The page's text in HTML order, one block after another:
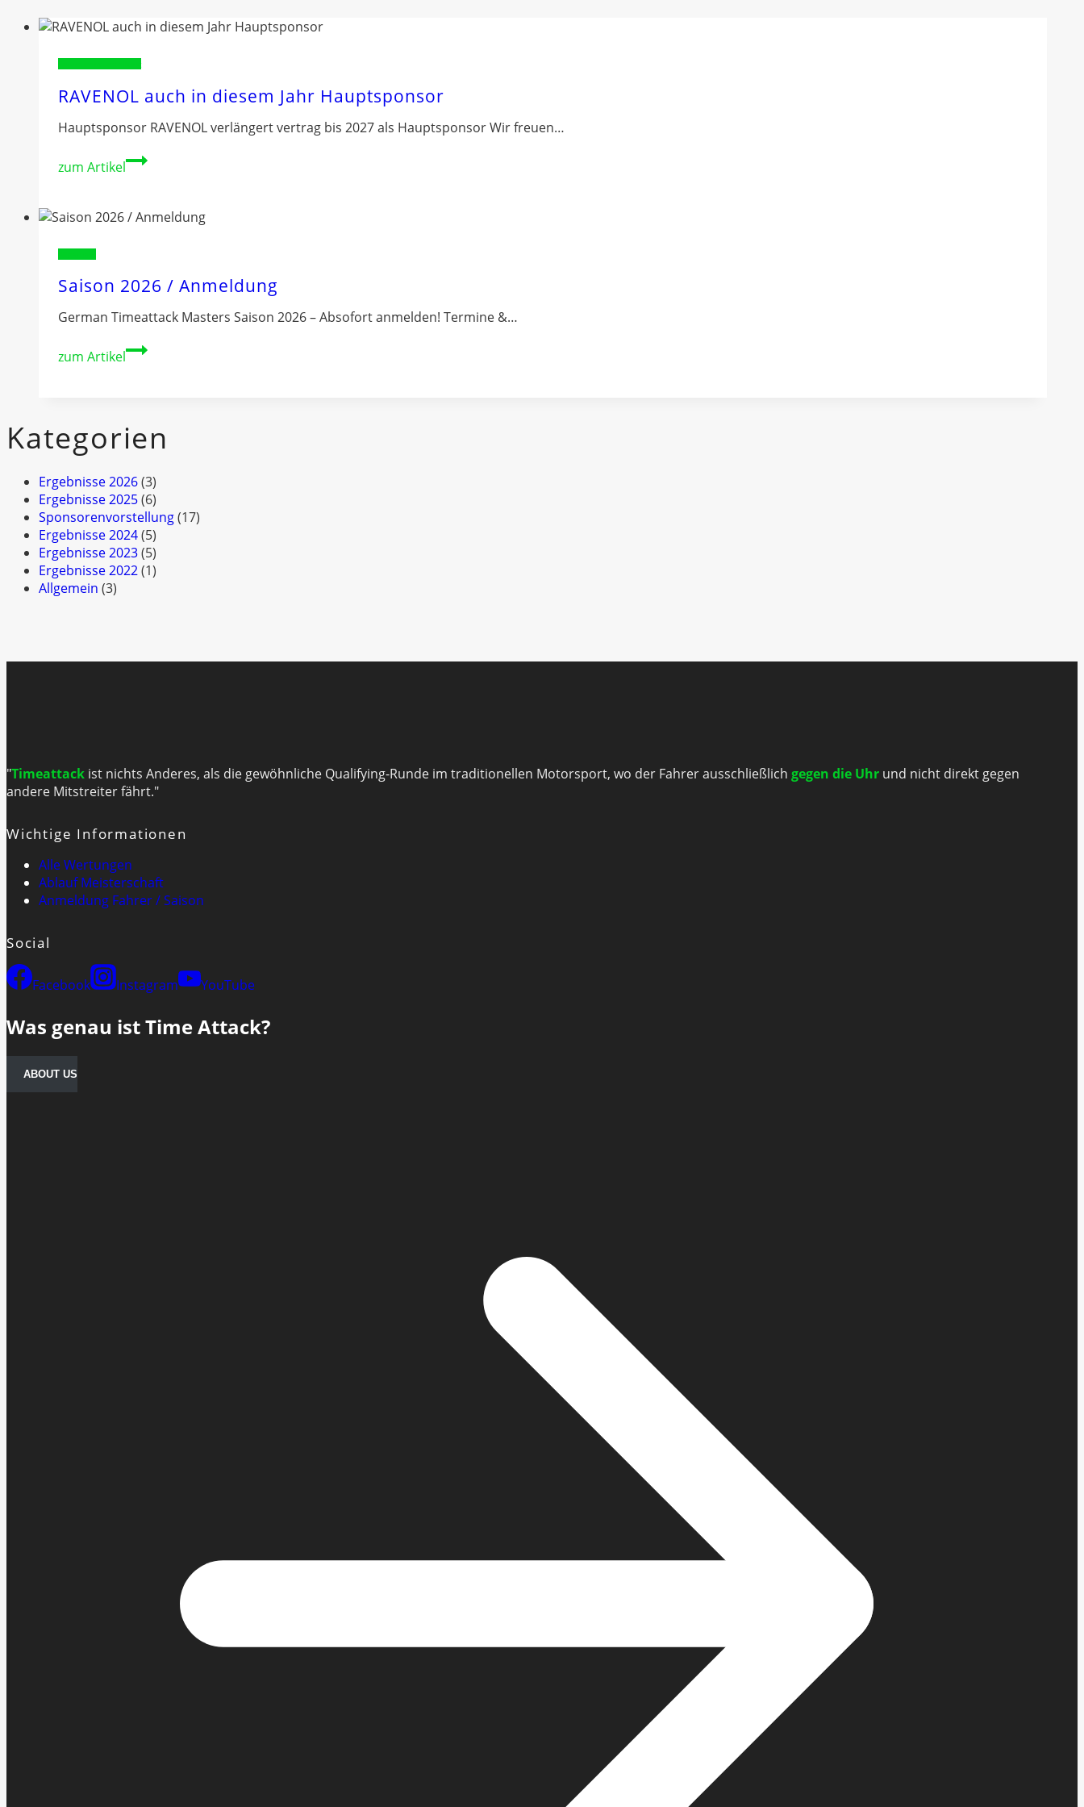
RAVENOL auch in diesem Jahr Hauptsponsor
Hauptsponsor RAVENOL verlängert vertrag bis 2027 als Hauptsponsor Wir freuen…
zum Artikel
RAVENOL
diesem
Saison 2026 / Anmeldung
German Timeattack Masters Saison 2026 – Absofort anmelden! Termine &…
zum Artikel
Saison
Kategorien
Ergebnisse 2026(3)
Ergebnisse 2025(6)
Sponsorenvorstellung(17)
Ergebnisse 2024(5)
Ergebnisse 2023(5)
Ergebnisse 2022(1)
Allgemein (3)
"Timeattack ist nichts Anderes, als die gewöhnliche Qualifying-Runde im traditionellen Motorsport, wo der Fahrer ausschließlich gegen die Uhr und nicht direkt gegen
andere Mitstreiter fährt."
Wichtige Informationen
Alle Wertungen
Ablauf Meisterschaft
Anmeldung Fahrer / Saison
Social
Facebook Instagram YouTube
Was genau ist Time Attack?
ABOUT US